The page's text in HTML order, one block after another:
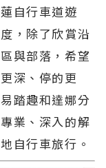
自行車道遊
，除了欣賞沿
與部落，希望
深、停的更
踏趣和達娜分
業、深入的解
自行車旅行。